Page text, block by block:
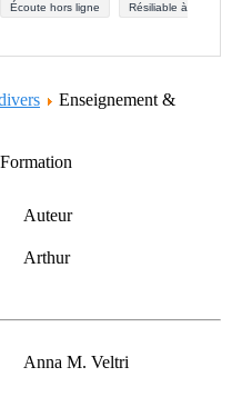
Écoute hors ligne
Résiliable à
Enseignement &
Auteur
Arthur
Anna M. Veltri